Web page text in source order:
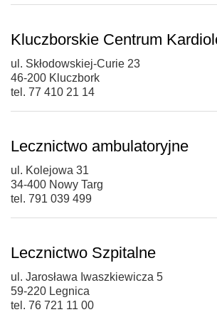
Kluczborskie Centrum
ul. Skłodowskiej-Curie 23
46-200 Kluczbork
tel. 77 410 21 14
Lecznictwo ambulatoryjne
ul. Kolejowa 31
34-400 Nowy Targ
tel. 791 039 499
Lecznictwo Szpitalne
ul. Jarosława Iwaszkiewicza 5
59-220 Legnica
tel. 76 721 11 00